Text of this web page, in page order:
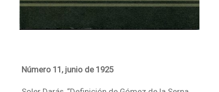
Número 11, junio de 1925